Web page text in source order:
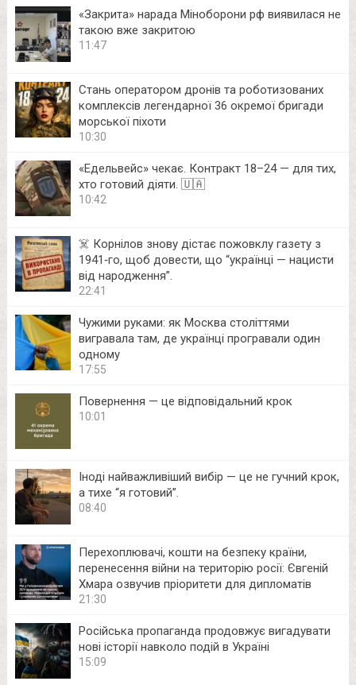
«Закрита» нарада Міноборони рф виявилася не
такою вже закритою
11:47
Стань оператором дронів та роботизованих
комплексів легендарної 36 окремої бригади
морської піхоти
10:30
«Едельвейс» чекає. Контракт 18–24 — для тих,
хто готовий діяти. 🇺🇦
10:42
☠️ Корнілов знову дістає пожовклу газету з
1941‑го, щоб довести, що “українці — нацисти
від народження”.
22:41
Чужими руками: як Москва століттями
вигравала там, де українці програвали один
одному
17:55
Повернення — це відповідальний крок
10:01
Іноді найважливіший вибір — це не гучний крок,
а тихе “я готовий”.
08:40
Перехоплювачі, кошти на безпеку країни,
перенесення війни на територію росії: Євгеній
Хмара озвучив пріоритети для дипломатів
21:30
Російська пропаганда продовжує вигадувати
нові історії навколо подій в Україні
15:09